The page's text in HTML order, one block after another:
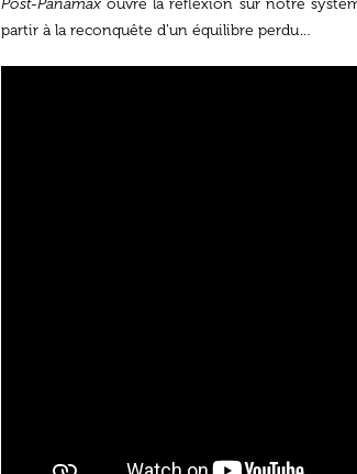
Post-Panamax ouvre la réflexion sur notre
partir à la reconquête d’un équilibre perdu…